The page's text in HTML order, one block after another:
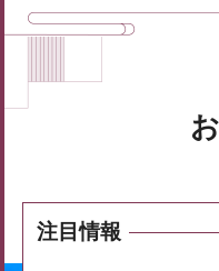
注目情報